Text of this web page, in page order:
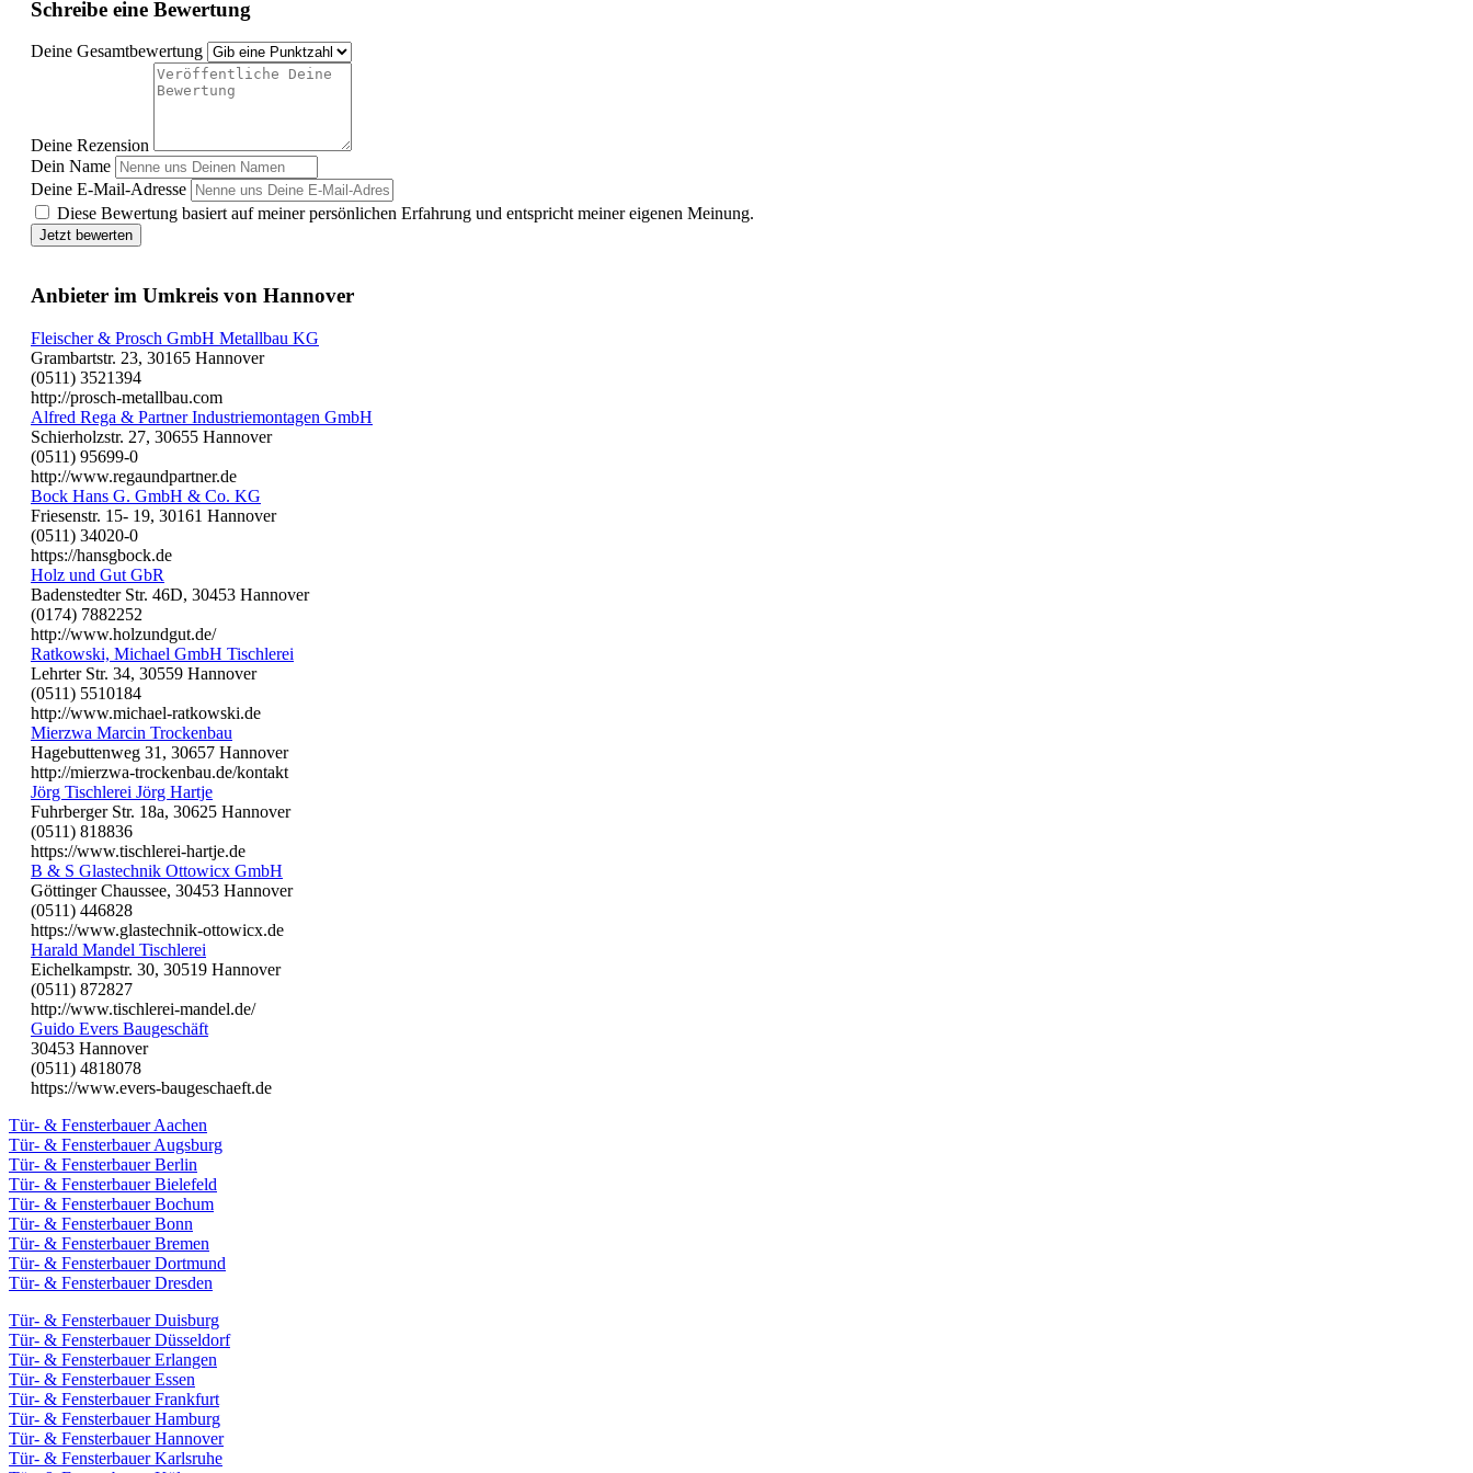
Schreibe eine Bewertung
Deine Gesamtbewertung
Deine Rezension
Dein Name
Deine E-Mail-Adresse
Diese Bewertung basiert auf meiner persönlichen Erfahrung und entspricht meiner eigenen Meinung.
Jetzt bewerten
Anbieter im Umkreis von Hannover
Fleischer & Prosch GmbH Metallbau KG
Grambartstr. 23, 30165 Hannover
(0511) 3521394
http://prosch-metallbau.com
Alfred Rega & Partner Industriemontagen GmbH
Schierholzstr. 27, 30655 Hannover
(0511) 95699-0
http://www.regaundpartner.de
Bock Hans G. GmbH & Co. KG
Friesenstr. 15- 19, 30161 Hannover
(0511) 34020-0
https://hansgbock.de
Holz und Gut GbR
Badenstedter Str. 46D, 30453 Hannover
(0174) 7882252
http://www.holzundgut.de/
Ratkowski, Michael GmbH Tischlerei
Lehrter Str. 34, 30559 Hannover
(0511) 5510184
http://www.michael-ratkowski.de
Mierzwa Marcin Trockenbau
Hagebuttenweg 31, 30657 Hannover
http://mierzwa-trockenbau.de/kontakt
Jörg Tischlerei Jörg Hartje
Fuhrberger Str. 18a, 30625 Hannover
(0511) 818836
https://www.tischlerei-hartje.de
B & S Glastechnik Ottowicx GmbH
Göttinger Chaussee, 30453 Hannover
(0511) 446828
https://www.glastechnik-ottowicx.de
Harald Mandel Tischlerei
Eichelkampstr. 30, 30519 Hannover
(0511) 872827
http://www.tischlerei-mandel.de/
Guido Evers Baugeschäft
30453 Hannover
(0511) 4818078
https://www.evers-baugeschaeft.de
Tür- & Fensterbauer Aachen
Tür- & Fensterbauer Augsburg
Tür- & Fensterbauer Berlin
Tür- & Fensterbauer Bielefeld
Tür- & Fensterbauer Bochum
Tür- & Fensterbauer Bonn
Tür- & Fensterbauer Bremen
Tür- & Fensterbauer Dortmund
Tür- & Fensterbauer Dresden
Tür- & Fensterbauer Duisburg
Tür- & Fensterbauer Düsseldorf
Tür- & Fensterbauer Erlangen
Tür- & Fensterbauer Essen
Tür- & Fensterbauer Frankfurt
Tür- & Fensterbauer Hamburg
Tür- & Fensterbauer Hannover
Tür- & Fensterbauer Karlsruhe